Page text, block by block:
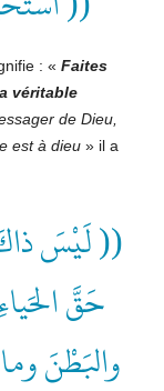
: « Faites
véritable
de Dieu,
est à dieu » il a
(( لَيْسَ
حَقَّ
والبَطْنَ